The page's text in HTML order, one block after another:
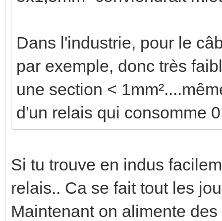
Dans l'industrie, pour le
par exemple, donc très
une section <
d'un relais qui consomme
Si tu trouve en indus
relais.. Ca se fait tout les
Maintenant on alimente